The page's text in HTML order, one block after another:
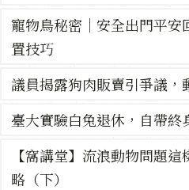
寵物鳥秘密｜安全出門平
置技巧
議員揭露狗肉販賣引爭議，
臺大實驗白兔退休，自帶終
【窩講堂】流浪動物問題
略（下）